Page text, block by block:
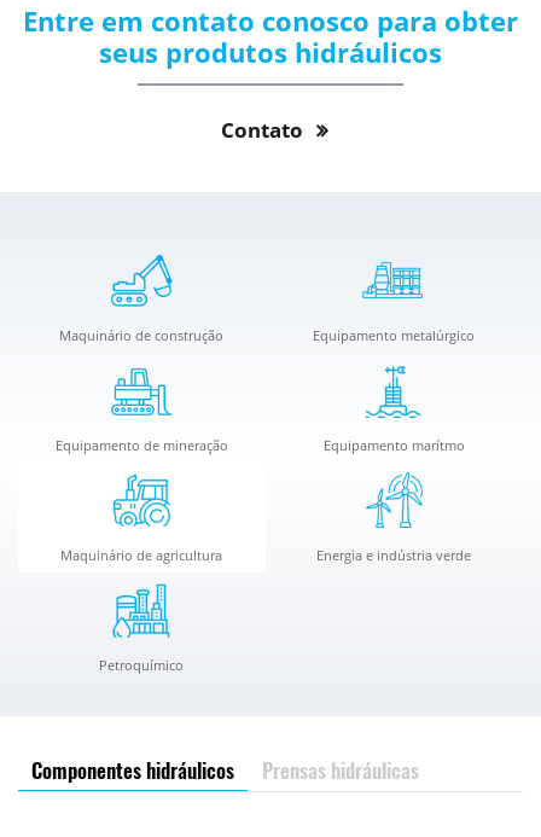
Entre em contato conosco para obter
seus produtos hidráulicos
Contato
Maquinário de construção Equipamento metalúrgico
Equipamento de mineração Equipamento marítmo
Maquinário de agricultura Energia e indústria verde
Petroquímico
Componentes hidráulicos Prensas hidráulicas